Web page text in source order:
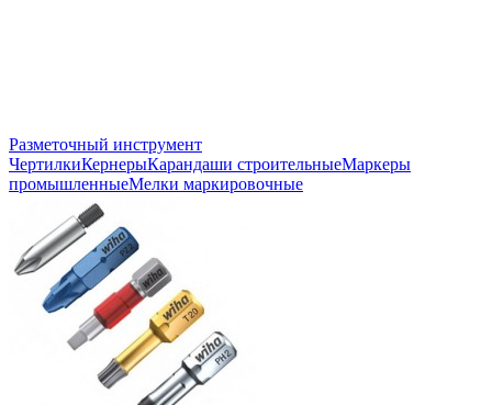
Разметочный инструмент
ЧертилкиКернерыКарандаши строительныеМаркеры
промышленныеМелки маркировочные